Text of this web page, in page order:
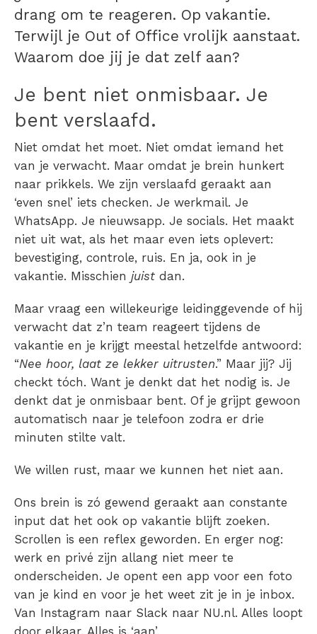
drang om te reageren. Op vakantie.
Terwijl je Out of Office vrolijk aanstaat.
Waarom doe jij je dat zelf aan?
Je bent niet onmisbaar. Je
bent verslaafd.
Niet omdat het moet. Niet omdat iemand het
van je verwacht. Maar omdat je brein hunkert
naar prikkels. We zijn verslaafd geraakt aan
‘even snel’ iets checken. Je werkmail. Je
WhatsApp. Je nieuwsapp. Je socials. Het maakt
niet uit wat, als het maar even iets oplevert:
bevestiging, controle, ruis. En ja, ook in je
vakantie. Misschien juist dan.
Maar vraag een willekeurige leidinggevende of hij
verwacht dat z’n team reageert tijdens de
vakantie en je krijgt meestal hetzelfde antwoord:
“Nee hoor, laat ze lekker uitrusten.” Maar jij? Jij
checkt tóch. Want je denkt dat het nodig is. Je
denkt dat je onmisbaar bent. Of je grijpt gewoon
automatisch naar je telefoon zodra er drie
minuten stilte valt.
We willen rust, maar we kunnen het niet aan.
Ons brein is zó gewend geraakt aan constante
input dat het ook op vakantie blijft zoeken.
Scrollen is een reflex geworden. En erger nog:
werk en privé zijn allang niet meer te
onderscheiden. Je opent een app voor een foto
van je kind en voor je het weet zit je in je inbox.
Van Instagram naar Slack naar NU.nl. Alles loopt